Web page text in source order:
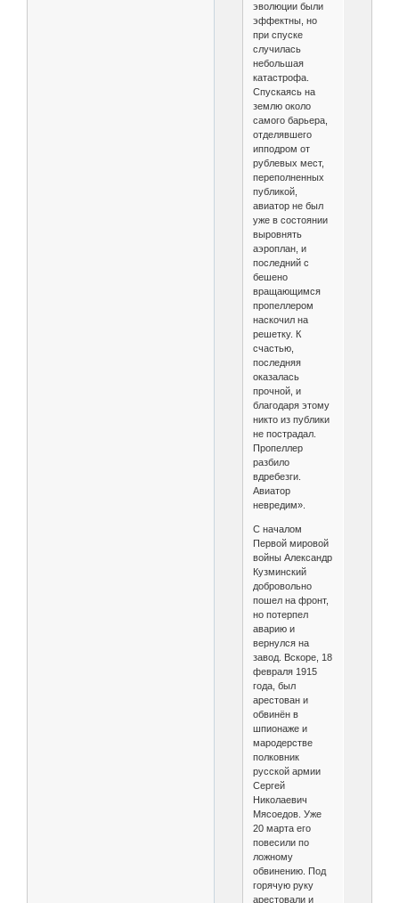
эволюции были
эффектны, но
при спуске
случилась
небольшая
катастрофа.
Спускаясь на
землю около
самого барьера,
отделявшего
ипподром от
рублевых мест,
переполненных
публикой,
авиатор не был
уже в состоянии
выровнять
аэроплан, и
последний с
бешено
вращающимся
пропеллером
наскочил на
решетку. К
счастью,
последняя
оказалась
прочной, и
благодаря этому
никто из публики
не пострадал.
Пропеллер
разбило
вдребезги.
Авиатор
невредим».
С началом
Первой мировой
войны Александр
Кузминский
добровольно
пошел на фронт,
но потерпел
аварию и
вернулся на
завод. Вскоре, 18
февраля 1915
года, был
арестован и
обвинён в
шпионаже и
мародерстве
полковник
русской армии
Сергей
Николаевич
Мясоедов. Уже
20 марта его
повесили по
ложному
обвинению. Под
горячую руку
арестовали и